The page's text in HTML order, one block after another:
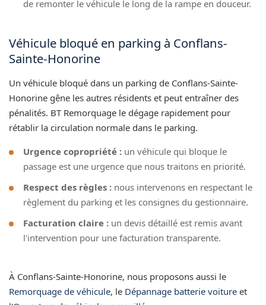
de remonter le véhicule le long de la rampe en douceur.
Véhicule bloqué en parking à Conflans-
Sainte-Honorine
Un véhicule bloqué dans un parking de Conflans-Sainte-
Honorine gêne les autres résidents et peut entraîner des
pénalités. BT Remorquage le dégage rapidement pour
rétablir la circulation normale dans le parking.
Urgence copropriété : un véhicule qui bloque le
passage est une urgence que nous traitons en priorité.
Respect des règles : nous intervenons en respectant le
règlement du parking et les consignes du gestionnaire.
Facturation claire : un devis détaillé est remis avant
l'intervention pour une facturation transparente.
À Conflans-Sainte-Honorine, nous proposons aussi le
Remorquage de véhicule, le Dépannage batterie voiture et